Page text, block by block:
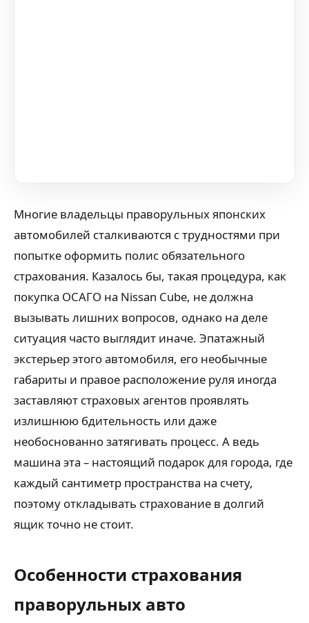
Многие владельцы праворульных японских
автомобилей сталкиваются с трудностями при
попытке оформить полис обязательного
страхования. Казалось бы, такая процедура, как
покупка ОСАГО на Nissan Cube, не должна
вызывать лишних вопросов, однако на деле
ситуация часто выглядит иначе. Эпатажный
экстерьер этого автомобиля, его необычные
габариты и правое расположение руля иногда
заставляют страховых агентов проявлять
излишнюю бдительность или даже
необоснованно затягивать процесс. А ведь
машина эта – настоящий подарок для города, где
каждый сантиметр пространства на счету,
поэтому откладывать страхование в долгий
ящик точно не стоит.
Особенности страхования
праворульных авто